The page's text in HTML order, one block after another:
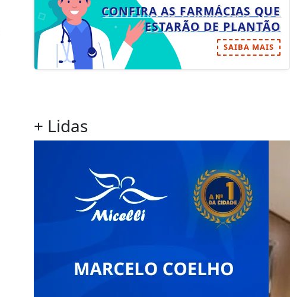
CONFIRA AS FARMÁCIAS QUE
ESTARÃO DE PLANTÃO
SAIBA MAIS
+ Lidas